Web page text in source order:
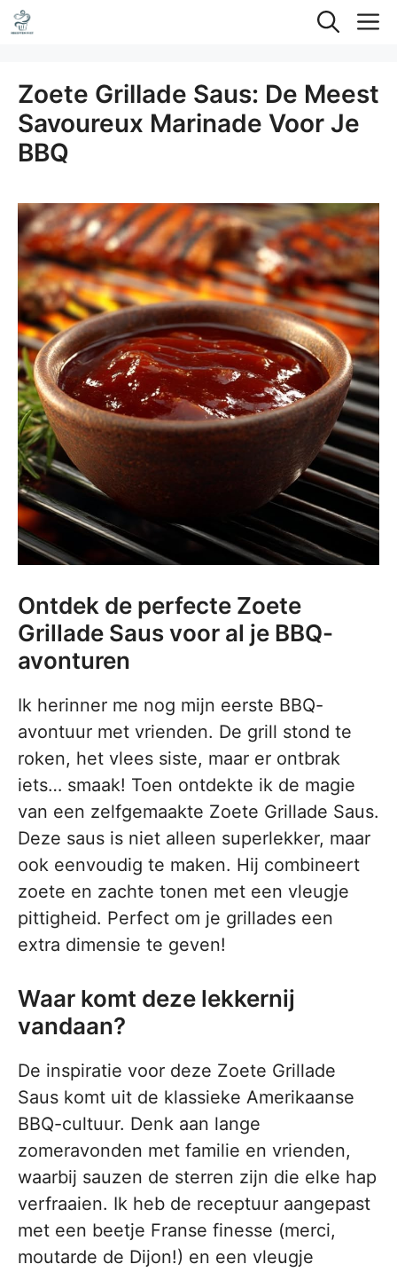
Ga
naar
inhoud
Zoete Grillade Saus: De Meest
Savoureux Marinade Voor Je
BBQ
Ontdek de perfecte Zoete
Grillade Saus voor al je BBQ-
avonturen
Ik herinner me nog mijn eerste BBQ-
avontuur met vrienden. De grill stond te
roken, het vlees siste, maar er ontbrak
iets… smaak! Toen ontdekte ik de magie
van een zelfgemaakte Zoete Grillade Saus.
Deze saus is niet alleen superlekker, maar
ook eenvoudig te maken. Hij combineert
zoete en zachte tonen met een vleugje
pittigheid. Perfect om je grillades een
extra dimensie te geven!
Waar komt deze lekkernij
vandaan?
De inspiratie voor deze Zoete Grillade
Saus komt uit de klassieke Amerikaanse
BBQ-cultuur. Denk aan lange
zomeravonden met familie en vrienden,
waarbij sauzen de sterren zijn die elke hap
verfraaien. Ik heb de receptuur aangepast
met een beetje Franse finesse (merci,
moutarde de Dijon!) en een vleugje